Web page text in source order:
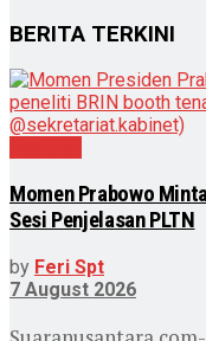
BERITA TERKINI
Momen Prabowo
Sesi Penjelasan PLTN
by Feri Spt
7 August 2026